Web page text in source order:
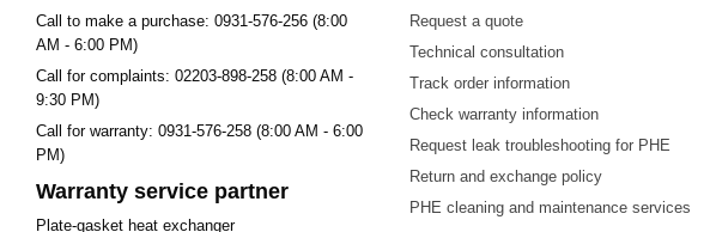
Call to make a purchase: 0931-576-256 (8:00
AM - 6:00 PM)
Call for complaints: 02203-898-258 (8:00 AM -
9:30 PM)
Call for warranty: 0931-576-258 (8:00 AM - 6:00
PM)
Warranty service partner
Plate-gasket heat exchanger
Request a quote
Technical consultation
Track order information
Check warranty information
Request leak troubleshooting for PHE
Return and exchange policy
PHE cleaning and maintenance services